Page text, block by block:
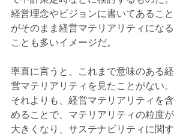
経営理念やビジョンに書いてあること
がそのまま経営マテリアリティになる
ことも多いイメージだ。
率直に言うと、これまで意味のある経
営マテリアリティを見たことがない。
それよりも、経営マテリアリティを含
めることで、マテリアリティの粒度が
大きくなり、サステナビリティに関す